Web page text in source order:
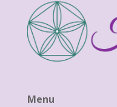
Menu